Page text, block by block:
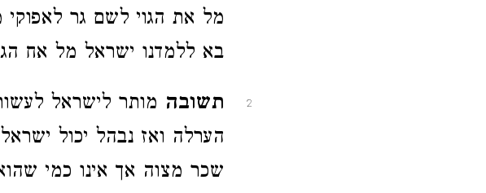
מל את הגוי לשם גר לאפוקי
בא ללמדנו ישראל מל אח
2 תשובה מותר לישראל
הערלה ואז נבהל יכול
שכר מצוה אך אינו כמי